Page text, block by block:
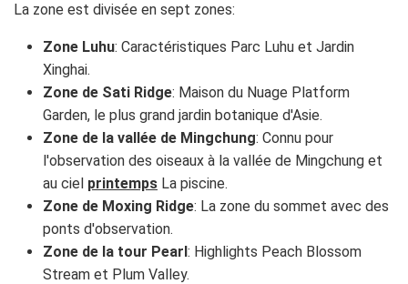
La zone est divisée en sept zones:
Zone Luhu: Caractéristiques Parc Luhu et Jardin
Xinghai.
Zone de Sati Ridge: Maison du Nuage Platform
Garden, le plus grand jardin botanique d'Asie.
Zone de la vallée de Mingchung: Connu pour
l'observation des oiseaux à la vallée de Mingchung et
au ciel printemps La piscine.
Zone de Moxing Ridge: La zone du sommet avec des
ponts d'observation.
Zone de la tour Pearl: Highlights Peach Blossom
Stream et Plum Valley.